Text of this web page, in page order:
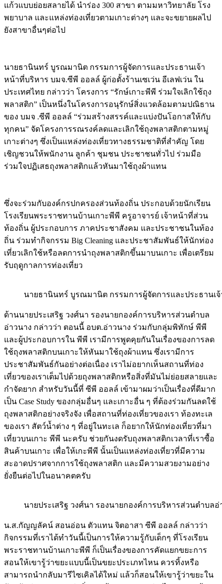
แก้วแบบย่อยสลายได้ นำร่อง 300 สาขา ตามมหาวิทยาลัย โรง
พยาบาล และแหล่งท่องเที่ยวตามเกาะต่างๆ และจะขยายผลไป
ยังสาขาอื่นๆต่อไป
นายธานินทร์ บูรณมานิต กรรมการผู้จัดการและประธานเจ้า
หน้าที่บริหาร บมจ.ซีพี ออลล์ ผู้ก่อตั้งร้านเซเว่น อีเลฟเว่น ใน
ประเทศไทย กล่าวว่า โครงการ “รักษ์เกาะพีพี ร่วมใจเลิกใช้ถุง
พลาสติก” เป็นหนึ่งในโครงการอนุรักษ์สิ่งแวดล้อมตามปณิธาน
ของ บมจ .ซีพี ออลล์ “ร่วมสร้างสรรค์และแบ่งปันโอกาสให้กับ
ทุกคน” จัดโครงการรณรงค์ลดและเลิกใช้ถุงพลาสติกตามหมู่
เกาะต่างๆ ซึ่งเป็นแหล่งท่องเที่ยวทางธรรมชาติที่สำคัญ โดย
เชิญชวนให้พนักงาน ลูกค้า ชุมชน ประชาชนทั่วไป ร่วมมือ
ร่วมใจปฏิเสธถุงพลาสติกแล้วหันมาใช้ถุงผ้าแทน
ซึ่งจะร่วมกับองค์กรปกครองส่วนท้องถิ่น ประกอบด้วยนักเรียน
โรงเรียนพระราชทานบ้านเกาะพีพี ครูอาจารย์ เจ้าหน้าที่ส่วน
ท้องถิ่น ผู้ประกอบการ ภาคประชาสังคม และประชาชนในท้อง
ถิ่น ร่วมทำกิจกรรม Big Cleaning และประชาสัมพันธ์ให้นักท่อง
เที่ยวเลิกใช้หรือลดการนำถุงพลาสติกขึ้นมาบนเกาะ เพื่อเตรียม
รับฤดูกาลการท่องเที่ยว
นายธานินทร์ บูรณมานิต กรรมการผู้จัดการและประธานเ
ด้านนายประเสริฐ วงศ์นา รองนายกองค์การบริหารส่วนตำบล
อ่าวนาง กล่าวว่า ตอนนี้ อบต.อ่าวนาง ร่วมกับกลุ่มพิทักษ์ พีพี
และผู้ประกอบการใน พีพี เรามีการพูดคุยกันในเรื่องของการลด
ใช้ถุงพลาสติกบนเกาะให้หันมาใช้ถุงผ้าแทน ซึ่งเรามีการ
ประชาสัมพันธ์กันอย่างต่อเนื่อง เราไม่อยากเห็นสถานที่ท่อง
เที่ยวของเราเต็มไปด้วยถุงพลาสติกหรือสิ่งที่มันไม่ย่อยสลายและ
กำจัดยาก สำหรับวันนี้ที่ ซีพี ออลล์ เข้ามาผมว่าเป็นเรื่องที่ดีมาก
เป็น Case Study ของกลุ่มอื่นๆ และเกาะอื่น ๆ ที่ต้องร่วมกันลดใช้
ถุงพลาสติกอย่างจริงจัง เพื่อสถานที่ท่องเที่ยวของเรา ท้องทะเล
ของเรา สัตว์น้ำต่าง ๆ ที่อยู่ในทะเล ก็อยากให้นักท่องเที่ยวที่มา
เที่ยวบนเกาะ พีพี นะครับ ช่วยกันงดรับถุงพลาสติกเวลาที่เราซื้อ
สินค้าบนเกาะ เพื่อให้เกะพีพี นั้นเป็นแหล่งท่องเที่ยวที่มีความ
สะอาดปราศจากการใช้ถุงพลาสติก และมีความสวยงามอย่าง
ยั่งยืนต่อไปในอนาคตครับ
นายประเสริฐ วงศ์นา รองนายกองค์การบริหารส่วนตำบลอ่
น.ส.กัญญลัคน์ สอนอ่อน ตัวแทน จิตอาสา ซีพี ออลล์ กล่าวว่า
กิจกรรมที่เราได้ทำวันนี้เป็นการให้ความรู้กับเด็กๆ ที่โรงเรียน
พระราชทานบ้านเกาะพีพี ก็เป็นเรื่องของการคัดแยกขยะการ
สอนให้เขารู้ว่าขยะแบบนี้เป็นขยะประเภทไหน ควรทิ้งหรือ
สามารถนำกลับมารีไซเคิลได้ใหม่ แล้วก็สอนให้เขารู้ว่าขยะใน